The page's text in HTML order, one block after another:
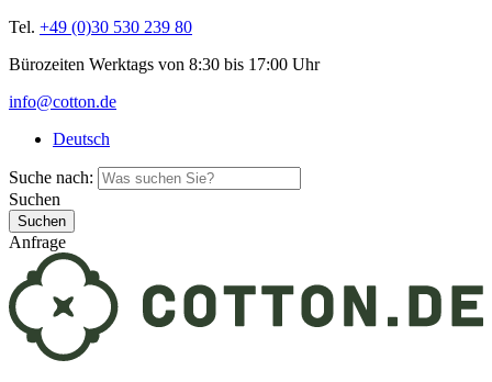
Tel. +49 (0)30 530 239 80
Bürozeiten Werktags von 8:30 bis 17:00 Uhr
info@cotton.de
Deutsch
Suche nach:
Suchen
Anfrage